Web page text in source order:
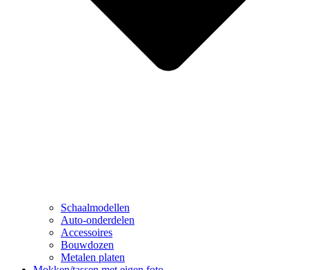
Schaalmodellen
Auto-onderdelen
Accessoires
Bouwdozen
Metalen platen